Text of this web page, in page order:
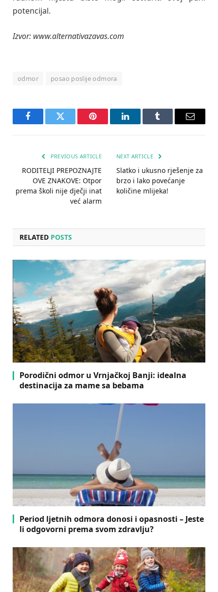
potencijal.
Izvor: www.alternativazavas.com
odmor posao poslije odmora
FacebookTwitter Pinterest LinkedInTumblr Email
PREVIOUS ARTICLE
RODITELJI PREPOZNAJTE
OVE ZNAKOVE: Otpor
prema školi nije dječji inat
već alarm
NEXT ARTICLE
Slatko i ukusno rješenje za
brzo i lako povećanje
količine mlijeka!
RELATED POSTS
Porodični odmor u Vrnjačkoj Banji: idealna
destinacija za mame sa bebama
Period ljetnih odmora donosi i opasnosti – Jeste
li odgovorni prema svom zdravlju?